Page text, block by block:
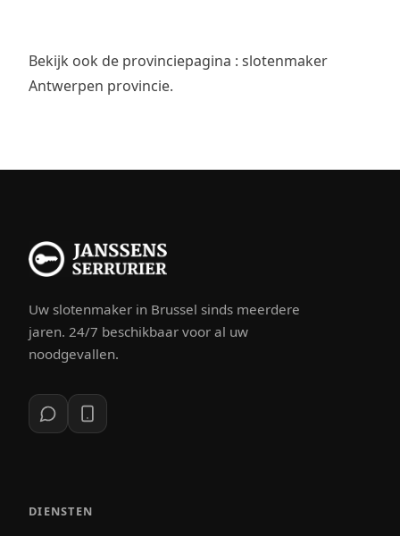
Bekijk ook de provinciepagina : slotenmaker
Antwerpen provincie.
Uw slotenmaker in Brussel sinds meerdere
jaren. 24/7 beschikbaar voor al uw
noodgevallen.
DIENSTEN